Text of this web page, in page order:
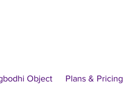
Object Plans & Pricing